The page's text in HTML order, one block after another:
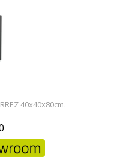
40x40x80cm.